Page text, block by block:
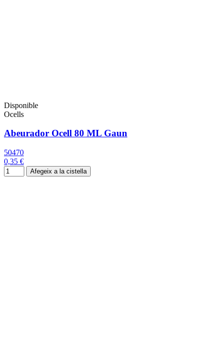
Disponible
Ocells
Abeurador Ocell 80 ML Gaun
50470
0,35 €
Afegeix a la cistella